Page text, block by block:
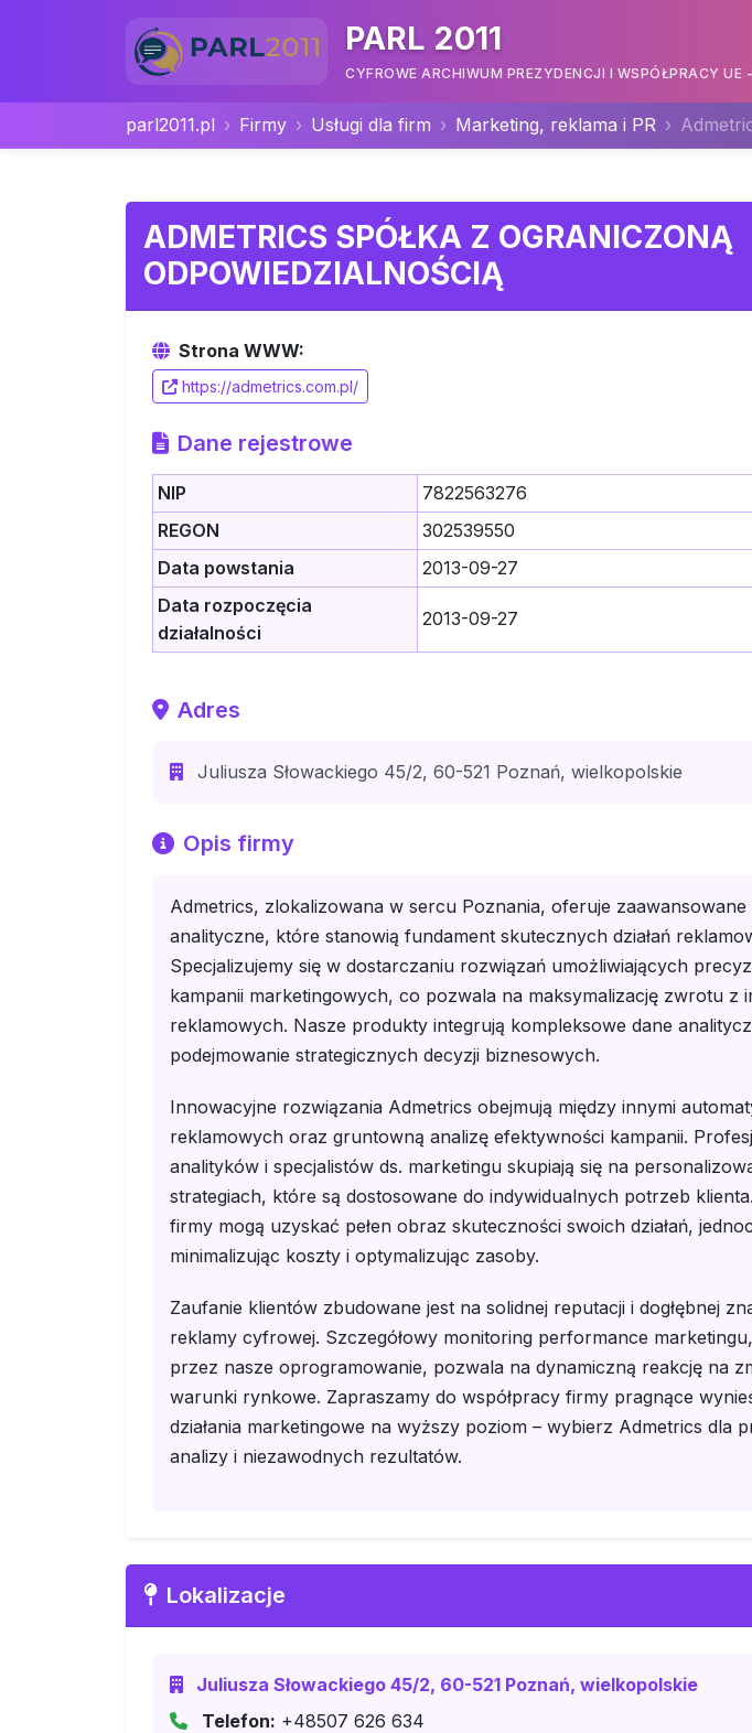
PARL 2011
CYFROWE ARCHIWUM PREZYDENCJI I WSPÓŁPRACY UE
parl2011.pl Firmy Usługi dla firm Marketing, reklama i PR
ADMETRICS SPÓŁKA Z OGRANICZONĄ
ODPOWIEDZIALNOŚCIĄ
Strona WWW:
https://admetrics.com.pl/
Dane rejestrowe
NIP
7822563276
REGON
302539550
Data powstania
2013-09-27
Data rozpoczęcia
działalności
2013-09-27
Adres
Juliusza Słowackiego 45/2, 60-521 Poznań, wielkopolskie
Opis firmy
Admetrics, zlokalizowana w sercu Poznania, oferuje zaawansowane
analityczne, które stanowią fundament skutecznych działań
Specjalizujemy się w dostarczaniu rozwiązań umożliwiających
kampanii marketingowych, co pozwala na maksymalizację zwrotu z
reklamowych. Nasze produkty integrują kompleksowe dane
podejmowanie strategicznych decyzji biznesowych.
Innowacyjne rozwiązania Admetrics obejmują między innymi
reklamowych oraz gruntowną analizę efektywności kampanii.
analityków i specjalistów ds. marketingu skupiają się na
strategiach, które są dostosowane do indywidualnych potrzeb
firmy mogą uzyskać pełen obraz skuteczności swoich działań,
minimalizując koszty i optymalizując zasoby.
Zaufanie klientów zbudowane jest na solidnej reputacji i dogłębnej
reklamy cyfrowej. Szczegółowy monitoring performance
przez nasze oprogramowanie, pozwala na dynamiczną reakcję na
warunki rynkowe. Zapraszamy do współpracy firmy pragnące
działania marketingowe na wyższy poziom – wybierz Admetrics dla
analizy i niezawodnych rezultatów.
Lokalizacje
Juliusza Słowackiego 45/2, 60-521 Poznań, wielkopolskie
Telefon: +48507 626 634